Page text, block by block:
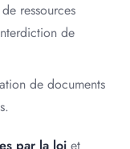
ressources
de
de documents